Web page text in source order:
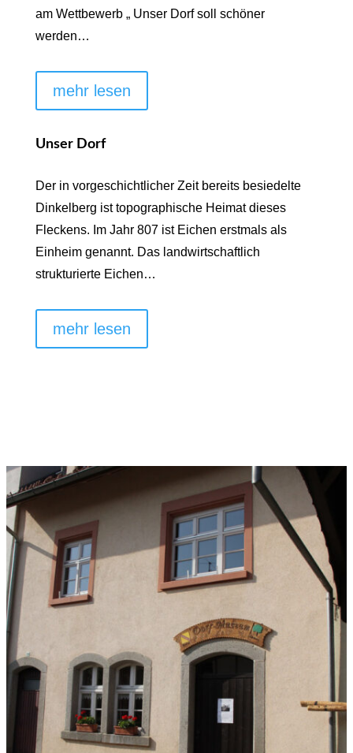
am Wettbewerb „ Unser Dorf soll schöner
werden…
mehr lesen
Unser Dorf
Der in vorgeschichtlicher Zeit bereits besiedelte
Dinkelberg ist topographische Heimat dieses
Fleckens. Im Jahr 807 ist Eichen erstmals als
Einheim genannt. Das landwirtschaftlich
strukturierte Eichen…
mehr lesen